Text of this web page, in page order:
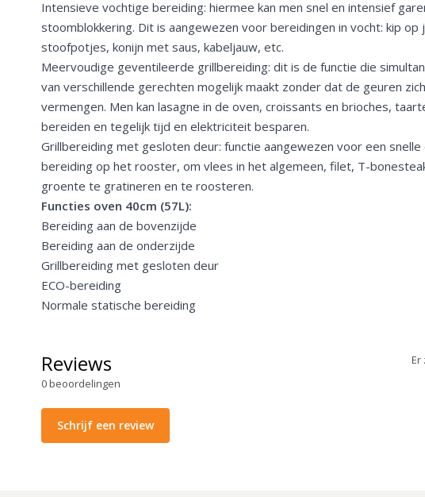
Intensieve vochtige bereiding: hiermee kan men snel en intensief
stoomblokkering. Dit is aangewezen voor bereidingen in vocht: kip op
stoofpotjes, konijn met saus, kabeljauw, etc.
Meervoudige geventileerde grillbereiding: dit is de functie die
van verschillende gerechten mogelijk maakt zonder dat de geuren
vermengen. Men kan lasagne in de oven, croissants en brioches,
bereiden en tegelijk tijd en elektriciteit besparen.
Grillbereiding met gesloten deur: functie aangewezen voor een snelle
bereiding op het rooster, om vlees in het algemeen, filet, T-
groente te gratineren en te roosteren.
Functies oven 40cm (57L):
Bereiding aan de bovenzijde
Bereiding aan de onderzijde
Grillbereiding met gesloten deur
ECO-bereiding
Normale statische bereiding
Reviews
0beoordelingen
Schrijf een review
Er